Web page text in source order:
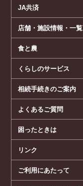
JA共済
店舗・施設情報・一覧
食と農
くらしのサービス
相続手続きのご案内
よくあるご質問
困ったときは
リンク
ご利用にあたって